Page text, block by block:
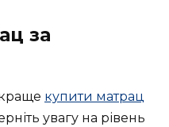
за
купити матрац
увагу на рівень